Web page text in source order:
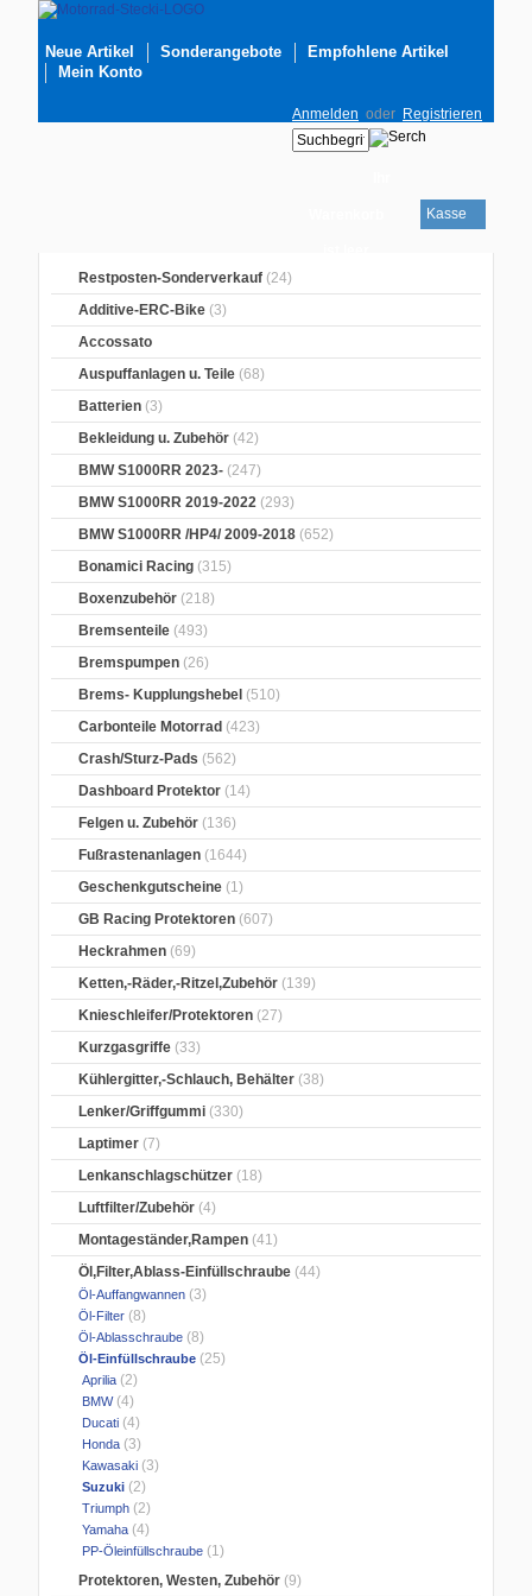
Neue Artikel Sonderangebote
Empfohlene Artikel
Mein Konto
Anmelden oder Registrieren
Kasse
Restposten-Sonderverkauf (24)
Additive-ERC-Bike (3)
Accossato
Auspuffanlagen u. Teile (68)
Batterien (3)
Bekleidung u. Zubehör (42)
BMW S1000RR 2023- (247)
BMW S1000RR 2019-2022 (293)
BMW S1000RR /HP4/ 2009-2018 (652)
Bonamici Racing (315)
Boxenzubehör (218)
Bremsenteile (493)
Bremspumpen (26)
Brems- Kupplungshebel (510)
Carbonteile Motorrad (423)
Crash/Sturz-Pads (562)
Dashboard Protektor (14)
Felgen u. Zubehör (136)
Fußrastenanlagen (1644)
Geschenkgutscheine (1)
GB Racing Protektoren (607)
Heckrahmen (69)
Ketten,-Räder,-Ritzel,Zubehör (139)
Knieschleifer/Protektoren (27)
Kurzgasgriffe (33)
Kühlergitter,-Schlauch, Behälter (38)
Lenker/Griffgummi (330)
Laptimer (7)
Lenkanschlagschützer (18)
Luftfilter/Zubehör (4)
Montageständer,Rampen (41)
Öl,Filter,Ablass-Einfüllschraube (44)
Öl-Auffangwannen (3)
Öl-Filter (8)
Öl-Ablasschraube (8)
Öl-Einfüllschraube (25)
Aprilia (2)
BMW(4)
Ducati (4)
Honda (3)
Kawasaki (3)
Suzuki (2)
Triumph (2)
Yamaha (4)
PP-Öleinfüllschraube (1)
Protektoren, Westen, Zubehör (9)